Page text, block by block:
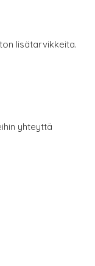
lisätarvikkeita.
yhteyttä